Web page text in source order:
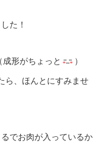
た！
形がちょっと ）
ら、ほんとにすみませ
でお肉が入っているか